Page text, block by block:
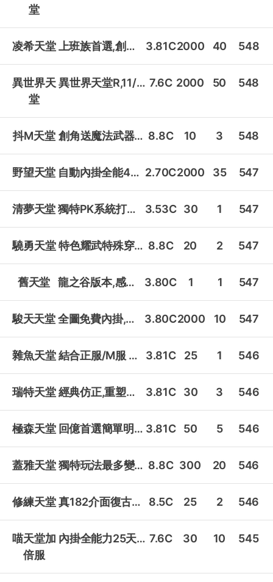
堂
凌希天堂 上班族首選,創角送內掛! 3.81C2000 40 548
異世界天
堂
異世界天堂R,11/24火爆加開2服! 7.6C 2000 50 548
抖M天堂 創角送魔法武器,英雄變身隨你變! 8.8C 10 3 548
野望天堂 自動內掛全能45最新天M戒指擴充! 2.70C2000 35 547
清夢天堂 獨特PK系統打王掛賣送元寶爬塔! 3.53C 30 1 547
驍勇天堂 特色耀武特殊穿越地圖一起驍勇善戰! 8.8C 20 2 547
舊天堂 龍之谷版本,感動開服! 3.80C 1 1 547
駿天天堂 全圖免費內掛,寶版指標! 3.80C2000 10 547
雜魚天堂 結合正服/M服 自動狩獵 團隊自製 3.81C 25 1 546
瑞特天堂 經典仿正,重塑當年我們的激情! 3.81C 30 3 546
極森天堂 回億首選簡單明瞭的天堂EASY! 3.81C 50 5 546
蓋雅天堂 獨特玩法最多變!福利敢放你敢戰嗎! 8.8C 300 20 546
修練天堂 真182介面復古經典! 8.5C 25 2 546
喵天堂加
倍服
內掛全能力25天幣經驗掉寶加倍 7.6C 30 10 545